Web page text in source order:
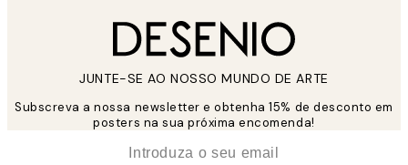
JUNTE-SE AO NOSSO MUNDO DE ARTE
Subscreva a nossa newsletter e obtenha 15% de desconto em
posters na sua próxima encomenda!